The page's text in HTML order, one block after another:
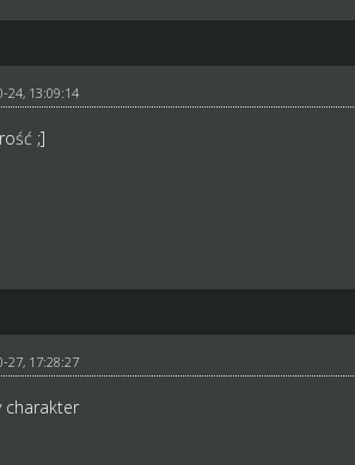
24, 13:09:14
;]
27, 17:28:27
charakter